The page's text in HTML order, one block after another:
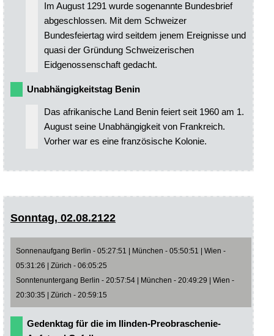
Im August 1291 wurde sogenannte Bundesbrief
abgeschlossen. Mit dem Schweizer
Bundesfeiertag wird seitdem jenem Ereignisse und
quasi der Gründung Schweizerischen
Eidgenossenschaft gedacht.
Unabhängigkeitstag Benin
Das afrikanische Land Benin feiert seit 1960 am 1.
August seine Unabhängigkeit von Frankreich.
Vorher war es eine französische Kolonie.
Sonntag, 02.08.2122
Sonnenaufgang Berlin - 05:27:51 | München - 05:50:51 | Wien -
05:31:26 | Zürich - 06:05:25
Sonntenuntergang Berlin - 20:57:54 | München - 20:49:29 | Wien -
20:30:35 | Zürich - 20:59:15
Gedenktag für die im Ilinden-Preobraschenie-